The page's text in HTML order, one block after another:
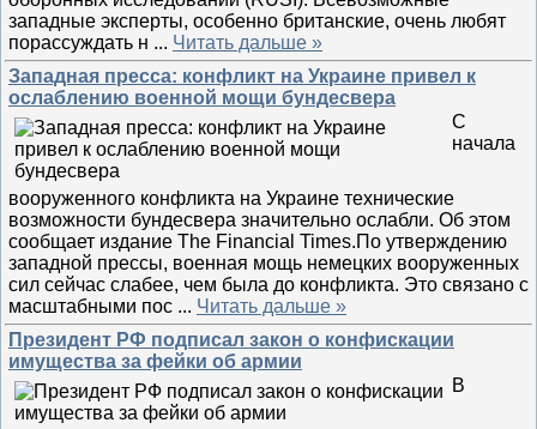
западные эксперты, особенно британские, очень любят
порассуждать н ... Читать дальше »
Западная пресса: конфликт на Украине привел к
ослаблению военной мощи бундесвера
С
начала
вооруженного конфликта на Украине технические
возможности бундесвера значительно ослабли. Об этом
сообщает издание The Financial Times.По утверждению
западной прессы, военная мощь немецких вооруженных
сил сейчас слабее, чем была до конфликта. Это связано с
масштабными пос ... Читать дальше »
Президент РФ подписал закон о конфискации
имущества за фейки об армии
В